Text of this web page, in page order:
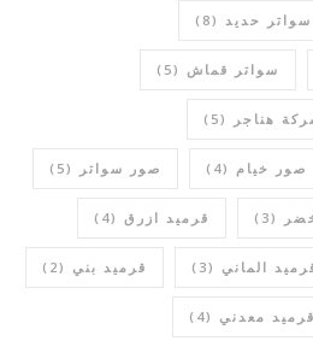
سواتر حديد (8)
سواتر قماش (5)
هناجر (5)
صور خيام (4) صور سواتر (5)
(3) قرميد ازرق (4)
الماني (3) قرميد بني (2)
قرميد معدني (4)